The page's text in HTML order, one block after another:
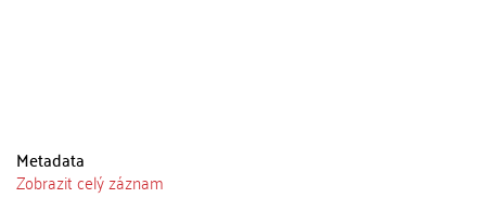
Metadata
Zobrazit celý záznam